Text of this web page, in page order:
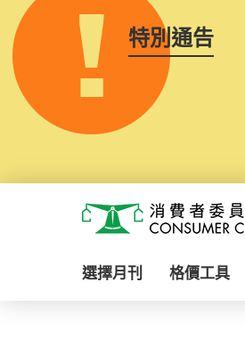
特別通告
消費者委員會
選擇月刊 格價工具